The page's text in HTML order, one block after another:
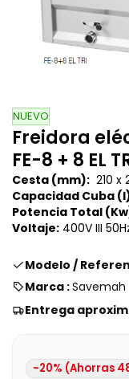
NUEVO
Freidora
FE-8 + 8 EL
Cesta (mm): 210 x
Capacidad Cuba
Potencia Total
Voltaje: 400V III
Modelo /
Marca :Savemah
Entrega
-20% (Ahorras